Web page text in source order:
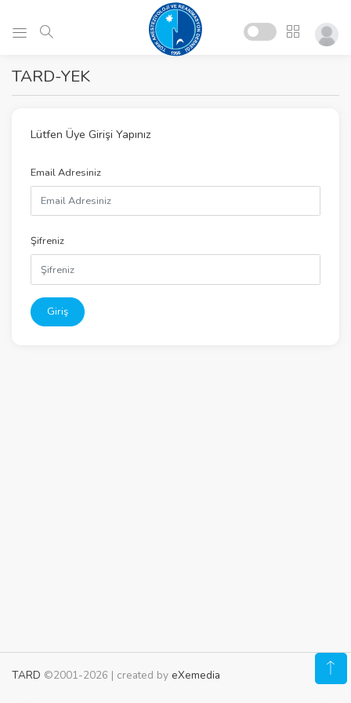
TARD-YEK
Lütfen Üye Girişi Yapınız
Email Adresiniz
Şifreniz
Giriş
TARD ©2001-2026 | created by eXemedia